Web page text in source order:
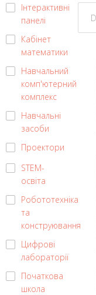
Інтерактивні
панелі
Кабінет
математики
Навчальний
комп'ютерний
комплекс
Навчальні
засоби
Проектори
STEM-
освіта
Робототехніка
та
конструювання
Цифрові
лабораторії
Початкова
школа